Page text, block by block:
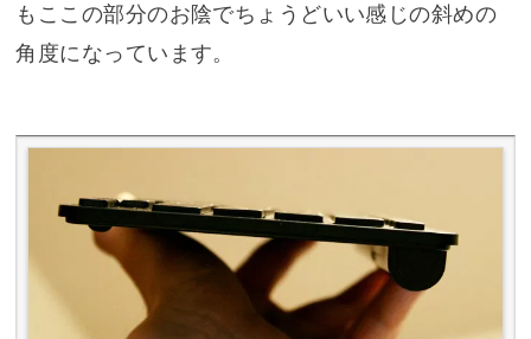
もここの部分のお陰でちょうどいい感じの斜めの
角度になっています。